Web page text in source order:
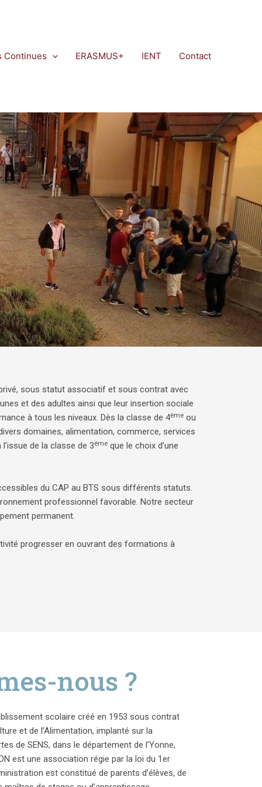
Continues ERASMUS+ IENT Contact
sous statut associatif et sous contrat avec
et des adultes ainsi que leur insertion sociale
à tous les niveaux. Dès la classe de 4ème ou
domaines, alimentation, commerce, services
de la classe de 3ème que le choix d’une
du CAP au BTS sous différents statuts.
professionnel favorable. Notre secteur
permanent.
progresser en ouvrant des formations à
nous ?
scolaire créé en 1953 sous contrat
et de l’Alimentation, implanté sur la
de SENS, dans le département de l’Yonne,
est une association régie par la loi du 1er
est constitué de parents d’élèves, de